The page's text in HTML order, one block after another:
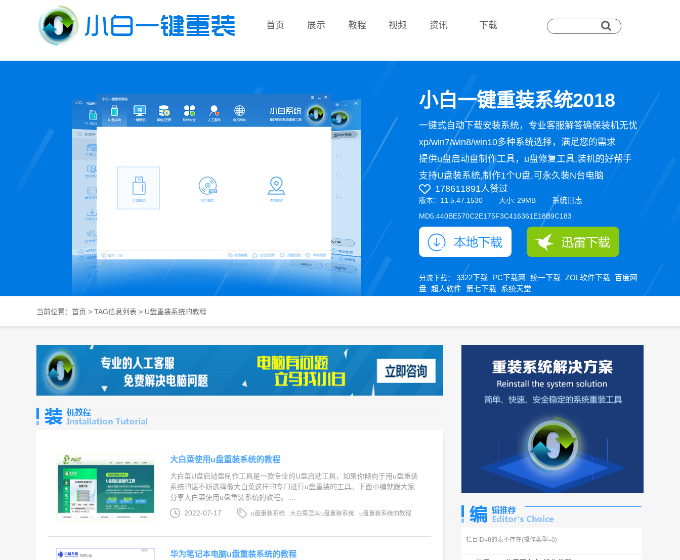
首页 展示 教程 视频 资讯 下载
小白一键重装系统2018
一键式自动下载安装系统，专业客服解答确保装机无忧
xp/win7/win8/win10多种系统选择，满足您的需求
提供u盘启动盘制作工具，u盘修复工具,装机的好帮手
支持U盘装系统,制作1个U盘,可永久装N台电脑
178611891人赞过
版本：11.5.47.1530 大小: 29MB 系统日志
MD5:440BE570C2E175F3C416361E18B9C183
分流下载： 3322下载 PC下载网 统一下载 ZOL软件下载 百度网
盘 超人软件 第七下载 系统天堂
当前位置： 首页 > TAG信息列表 > U盘重装系统的教程
大白菜使用u盘重装系统的教程
大白菜U盘启动盘制作工具是一款专业的U盘启动工具，如果你倾向于用u盘重装
系统的话不妨选择像大白菜这样的专门进行u盘重装的工具。下面小编就跟大家
分享大白菜使用u盘重装系统的教程。....
2022-07-17
u盘重装系统 大白菜怎么u盘重装系统 u盘重装系统的教程
华为笔记本电脑u盘重装系统的教程
栏目ID=0 的表不存在(操作类型=0)